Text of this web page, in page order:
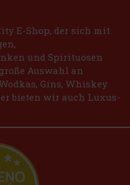
E-Shop, der sich mit
und Spirituosen
Auswahl an
Gins, Whiskey
bieten wir auch Luxus-